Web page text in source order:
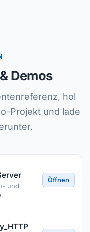
Demos
hol
Projekt und lade
und
Öffnen